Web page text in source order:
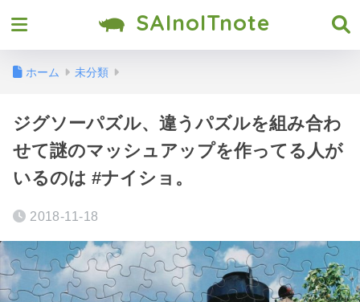
SAInoITnote
ホーム 未分類
ジグソーパズル、違うパズルを組み合わ
せて謎のマッシュアップを作ってる人が
いるのは #ナイショ。
2018-11-18